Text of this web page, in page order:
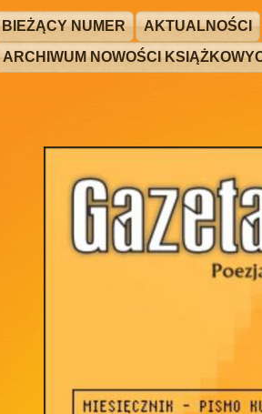
BIEŻĄCY NUMER AKTUALNOŚCI
ARCHIWUM NOWOŚCI